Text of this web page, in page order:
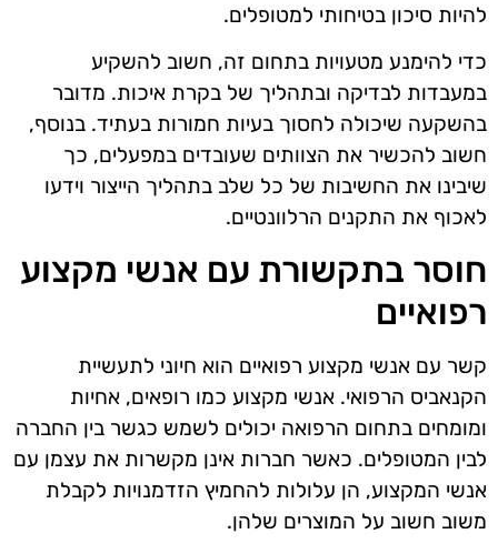
להיות סיכון בטיחותי למטופלים.
כדי להימנע מטעויות בתחום זה, חשוב להשקיע
במעבדות לבדיקה ובתהליך של בקרת איכות. מדובר
בהשקעה שיכולה לחסוך בעיות חמורות בעתיד. בנוסף,
חשוב להכשיר את הצוותים שעובדים במפעלים, כך
שיבינו את החשיבות של כל שלב בתהליך הייצור וידעו
לאכוף את התקנים הרלוונטיים.
חוסר בתקשורת עם אנשי מקצוע
רפואיים
קשר עם אנשי מקצוע רפואיים הוא חיוני לתעשיית
הקנאביס הרפואי. אנשי מקצוע כמו רופאים, אחיות
ומומחים בתחום הרפואה יכולים לשמש כגשר בין החברה
לבין המטופלים. כאשר חברות אינן מקשרות את עצמן עם
אנשי המקצוע, הן עלולות להחמיץ הזדמנויות לקבלת
משוב חשוב על המוצרים שלהן.